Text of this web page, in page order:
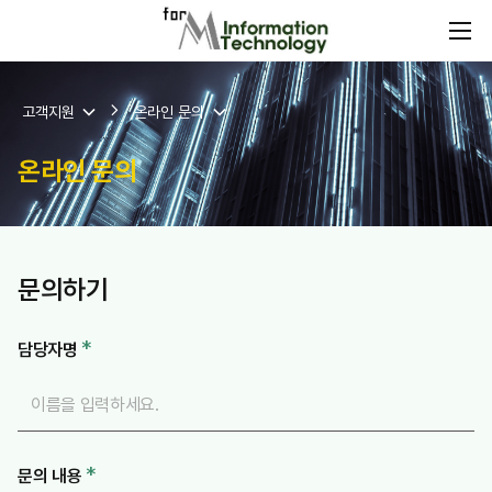
고객지원 온라인 문의
온라인 문의
문의하기
담당자명 *
문의 내용 *